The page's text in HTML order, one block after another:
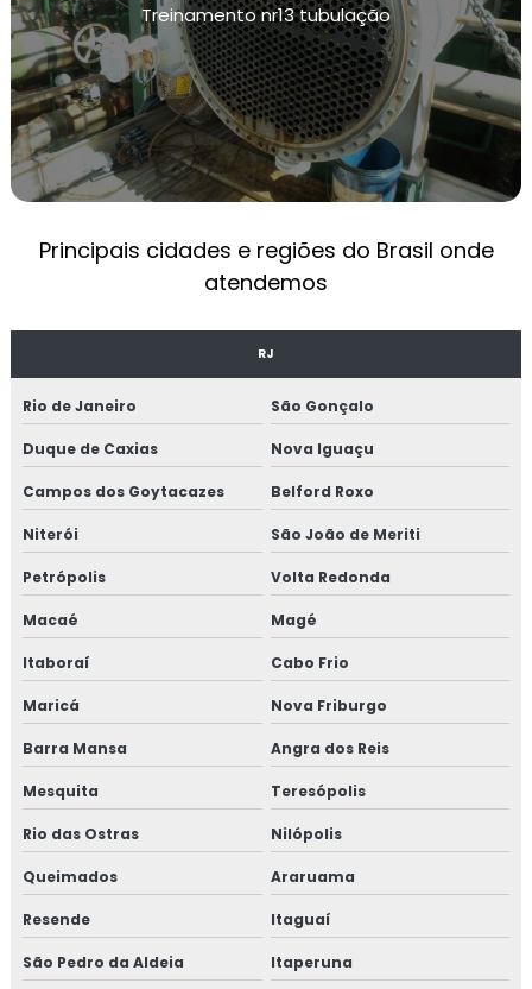
LAUDO DE TESTE DE ESTANQUEIDADE
TESTE DE ESTANQUEIDADE EM CALDEIRAS
TREINAMENTOS NR13
TREINAMENTO OPERADOR DE CALDEIRA NR13
NR 13 TREINAMENTO
OPERADOR DE CALDEIRA NR13
EMPRESAS DE MANUTENÇÃO INDUSTRIAL
MANUTENÇÃO EM CALDEIRAS INDUSTRIAIS
EMPRESA DE MANUTENÇÃO DE MÁQUINAS
INDUSTRIAIS
MANUTENÇÃO MECÂNICA INDUSTRIAL
SERVIÇOS DE MANUTENÇÃO INDUSTRIAL
TÉCNICO DE MANUTENÇÃO INDUSTRIAL
CURSO MANUTENÇÃO INDUSTRIAL
MONTAGEM DE TUBULAÇÃO
MONTAGEM DE TUBULAÇÃO INDUSTRIAL
CUSTO DE MONTAGEM DE TUBULAÇÃO
INDUSTRIAL
EMPRESA DE MONTAGEM DE TUBULAÇÃO
INDUSTRIAL
MONTAGEM DE TUBULAÇÃO DE INOX
Treinamento nr13 tubulação
Principais cidades e regiões do Brasil onde
atendemos
RJ
Rio de Janeiro São Gonçalo
Duque de Caxias Nova Iguaçu
Campos dos Goytacazes Belford Roxo
Niterói São João de Meriti
Petrópolis Volta Redonda
Macaé Magé
Itaboraí Cabo Frio
Maricá Nova Friburgo
Barra Mansa Angra dos Reis
Mesquita Teresópolis
Rio das Ostras Nilópolis
Queimados Araruama
Resende Itaguaí
São Pedro da Aldeia Itaperuna